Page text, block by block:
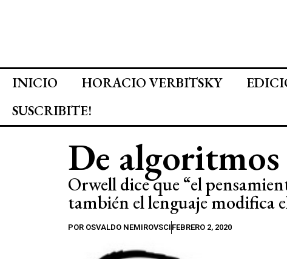
INICIO HORACIO VERBITSKY
SUSCRIBITE!
De algoritmos
Orwell dice que “el
también el lenguaje modifica
POR OSVALDO NEMIROVSCI FEBRERO 2, 2020